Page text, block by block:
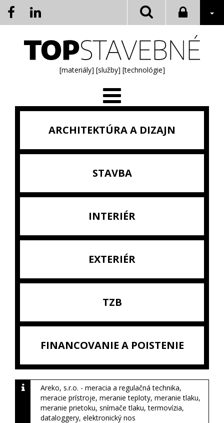
[materiály] [služby] [technológie]
ARCHITEKTÚRA A DIZAJN
STAVBA
INTERIÉR
EXTERIÉR
TZB
FINANCOVANIE A POISTENIE
Areko, s.r.o. - meracia a regulačná technika,
meracie prístroje, meranie teploty, meranie tlaku,
meranie prietoku, snímače tlaku, termovízia,
dataloggery, elektronický nos